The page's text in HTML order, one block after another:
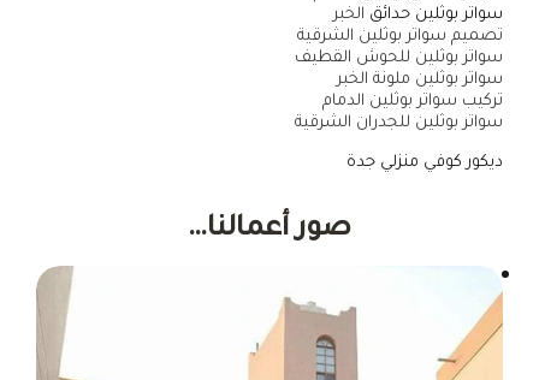
سواتر بوثلين حدائق الخبر
تصميم سواتر بوثلين الشرقية
سواتر بوثلين للحوش القطيف
سواتر بوثلين ملونة الخبر
تركيب سواتر بوثلين الدمام
سواتر بوثلين للجدران الشرقية
ديكور كوفي منزلي جدة
صور أعمالنا…